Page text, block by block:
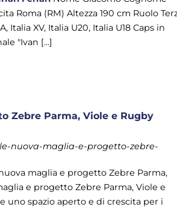
Roma (RM) Altezza 190 cm Ruolo
Italia XV, Italia U20, Italia U18 Caps in
"Ivan [...]
Zebre Parma, Viole e Rugby
nuova-maglia-e-progetto-zebre-
maglia e progetto Zebre Parma,
e progetto Zebre Parma, Viole e
uno spazio aperto e di crescita per i